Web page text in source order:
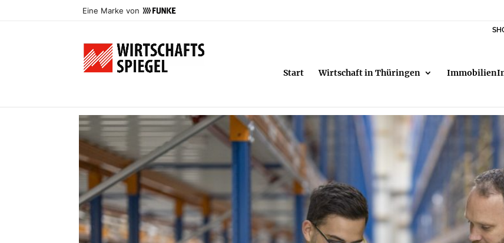
Eine Marke von
Start Wirtschaft in Thüringen